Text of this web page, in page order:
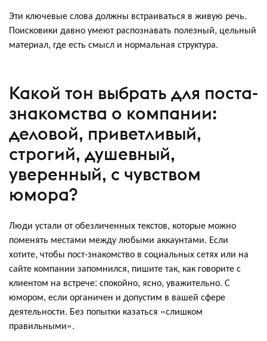
Эти ключевые слова должны встраиваться в живую речь.
Поисковики давно умеют распознавать полезный, цельный
материал, где есть смысл и нормальная структура.
Какой тон выбрать для поста-
знакомства о компании:
деловой, приветливый,
строгий, душевный,
уверенный, с чувством
юмора?
Люди устали от обезличенных текстов, которые можно
поменять местами между любыми аккаунтами. Если
хотите, чтобы пост-знакомство в социальных сетях или на
сайте компании запомнился, пишите так, как говорите с
клиентом на встрече: спокойно, ясно, уважительно. С
юмором, если органичен и допустим в вашей сфере
деятельности. Без попытки казаться «слишком
правильными».